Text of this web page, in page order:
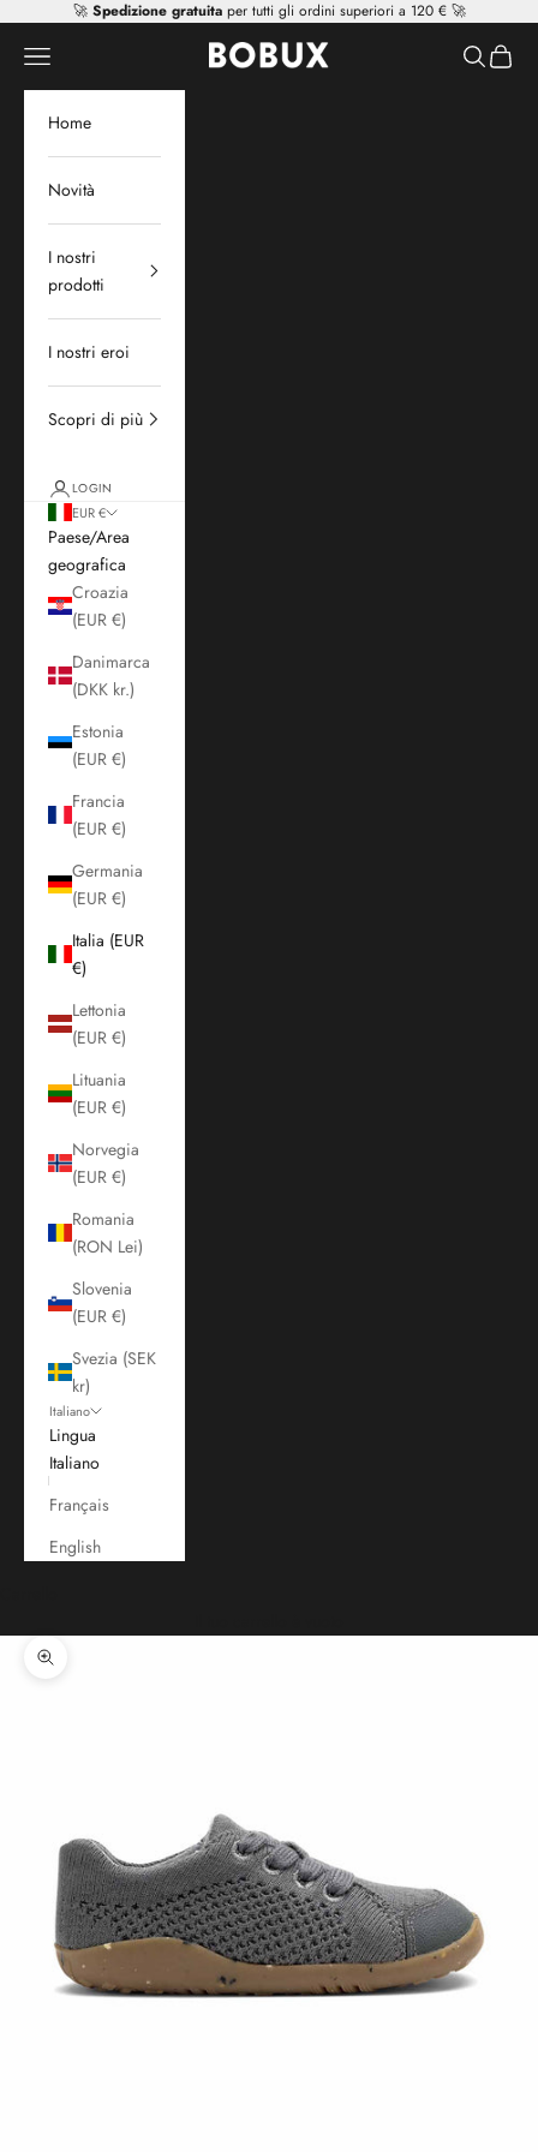
Vai al contenuto
🚀 Spedizione gratuitaper tutti gli ordini superiori a 120 € 🚀
Mr Tiggle - Distributor
Apri il menu di navigazione Mostra il
Home
Novità
I nostri
prodotti
I nostri eroi
Scopri di più
LOGIN
EUR €
Paese/Area
geografica
Croazia
(EUR €)
Danimarca
(DKK kr.)
Estonia
(EUR €)
Francia
(EUR €)
Germania
(EUR €)
Italia (EUR
€)
Lettonia
(EUR €)
Lituania
(EUR €)
Norvegia
(EUR €)
Romania
(RON Lei)
Slovenia
(EUR €)
Svezia (SEK
kr)
Italiano
Lingua
Italiano
Français
English
Ingrandisci immagine